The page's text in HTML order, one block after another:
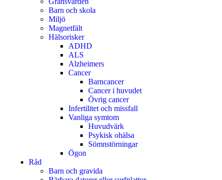
Barn och skola
Miljö
Magnetfält
Hälsorisker
ADHD
ALS
Alzheimers
Cancer
Barncancer
Cancer i huvudet
Övrig cancer
Infertilitet och missfall
Vanliga symtom
Huvudvärk
Psykisk ohälsa
Sömnstörningar
Ögon
Råd
Barn och gravida